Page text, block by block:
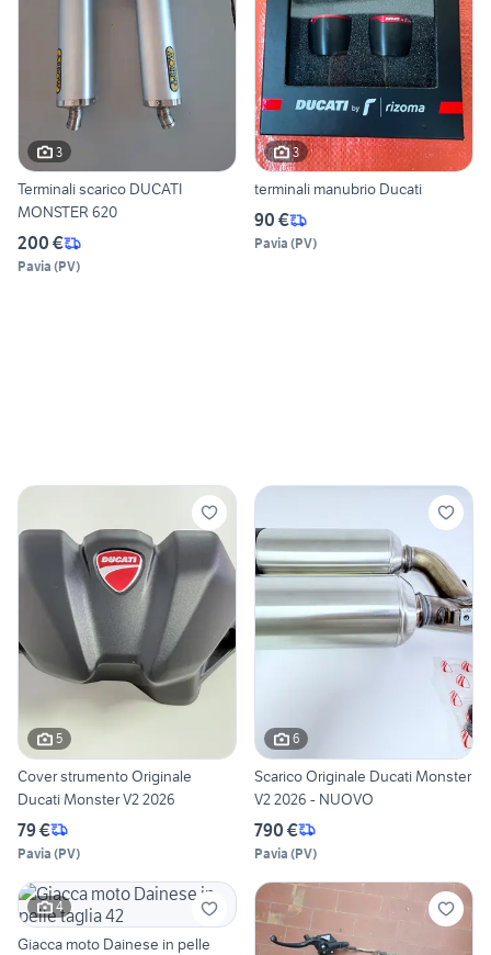
3
Terminali scarico DUCATI
MONSTER 620
200 €
Pavia (PV)
3
terminali manubrio Ducati
90 €
Pavia (PV)
5
Cover strumento Originale
Ducati Monster V2 2026
79 €
Pavia (PV)
6
Scarico Originale Ducati Monster
V2 2026 - NUOVO
790 €
Pavia (PV)
4
Giacca moto Dainese in pelle